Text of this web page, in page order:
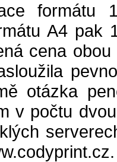
formátu
A4 pak
cena
otázka
v počtu